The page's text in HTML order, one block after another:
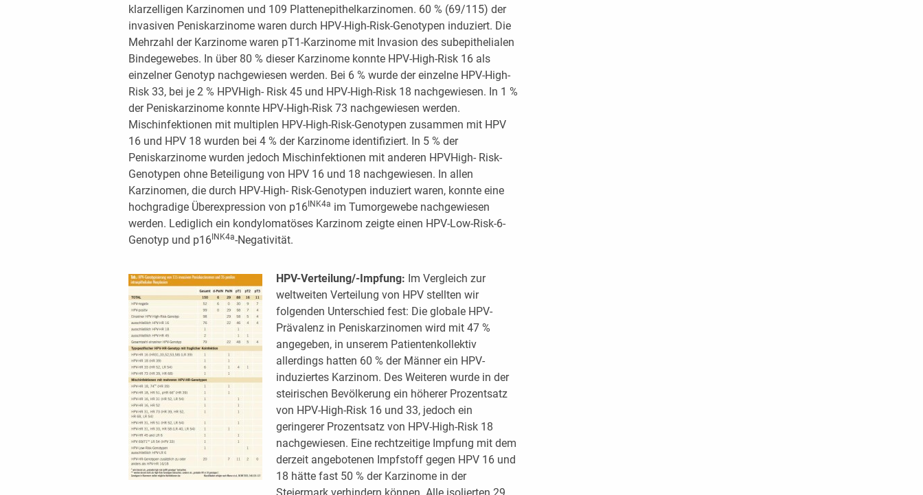
klarzelligen Karzinomen und 109 Plattenepithelkarzinomen. 60 % (69/115) der
invasiven Peniskarzinome waren durch HPV-High-Risk-Genotypen induziert. Die
Mehrzahl der Karzinome waren pT1-Karzinome mit Invasion des subepithelialen
Bindegewebes. In über 80 % dieser Karzinome konnte HPV-High-Risk 16 als
einzelner Genotyp nachgewiesen werden. Bei 6 % wurde der einzelne HPV-High-
Risk 33, bei je 2 % HPVHigh- Risk 45 und HPV-High-Risk 18 nachgewiesen. In 1 %
der Peniskarzinome konnte HPV-High-Risk 73 nachgewiesen werden.
Mischinfektionen mit multiplen HPV-High-Risk-Genotypen zusammen mit HPV
16 und HPV 18 wurden bei 4 % der Karzinome identifiziert. In 5 % der
Peniskarzinome wurden jedoch Mischinfektionen mit anderen HPVHigh- Risk-
Genotypen ohne Beteiligung von HPV 16 und 18 nachgewiesen. In allen
Karzinomen, die durch HPV-High- Risk-Genotypen induziert waren, konnte eine
hochgradige Überexpression von p16INK4a im Tumorgewebe nachgewiesen
werden. Lediglich ein kondylomatöses Karzinom zeigte einen HPV-Low-Risk-6-
Genotyp und p16INK4a-Negativität.
HPV-Verteilung/-Impfung: Im Vergleich zur
weltweiten Verteilung von HPV stellten wir
folgenden Unterschied fest: Die globale HPV-
Prävalenz in Peniskarzinomen wird mit 47 %
angegeben, in unserem Patientenkollektiv
allerdings hatten 60 % der Männer ein HPV-
induziertes Karzinom. Des Weiteren wurde in der
steirischen Bevölkerung ein höherer Prozentsatz
von HPV-High-Risk 16 und 33, jedoch ein
geringerer Prozentsatz von HPV-High-Risk 18
nachgewiesen. Eine rechtzeitige Impfung mit dem
derzeit angebotenen Impfstoff gegen HPV 16 und
18 hätte fast 50 % der Karzinome in der